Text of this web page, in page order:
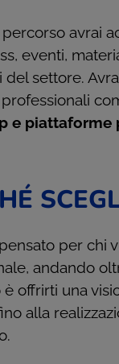
avrai
eventi,
del settore.
e piattaforme
per chi
andando
è offrirti una
alla